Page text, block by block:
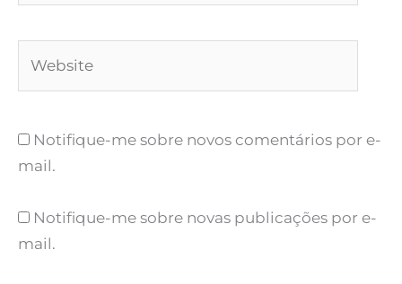
Notifique-me sobre novos comentários por e-
mail.
Notifique-me sobre novas publicações por e-
mail.